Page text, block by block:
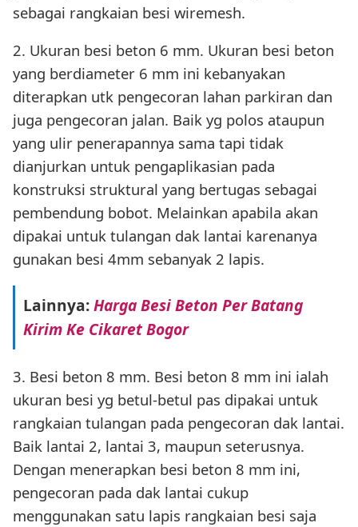
sebagai rangkaian besi wiremesh.
2. Ukuran besi beton 6 mm. Ukuran besi beton
yang berdiameter 6 mm ini kebanyakan
diterapkan utk pengecoran lahan parkiran dan
juga pengecoran jalan. Baik yg polos ataupun
yang ulir penerapannya sama tapi tidak
dianjurkan untuk pengaplikasian pada
konstruksi struktural yang bertugas sebagai
pembendung bobot. Melainkan apabila akan
dipakai untuk tulangan dak lantai karenanya
gunakan besi 4mm sebanyak 2 lapis.
Lainnya:Harga Besi Beton Per Batang
Kirim Ke Cikaret Bogor
3. Besi beton 8 mm. Besi beton 8 mm ini ialah
ukuran besi yg betul-betul pas dipakai untuk
rangkaian tulangan pada pengecoran dak lantai.
Baik lantai 2, lantai 3, maupun seterusnya.
Dengan menerapkan besi beton 8 mm ini,
pengecoran pada dak lantai cukup
menggunakan satu lapis rangkaian besi saja